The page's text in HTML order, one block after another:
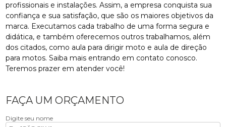
profissionais e instalações. Assim, a empresa conquista sua
confiança e sua satisfação, que são os maiores objetivos da
marca. Executamos cada trabalho de uma forma segura e
didática, e também oferecemos outros trabalhamos, além
dos citados, como aula para dirigir moto e aula de direção
para motos. Saiba mais entrando em contato conosco.
Teremos prazer em atender você!
FAÇA UM ORÇAMENTO
Digite seu nome